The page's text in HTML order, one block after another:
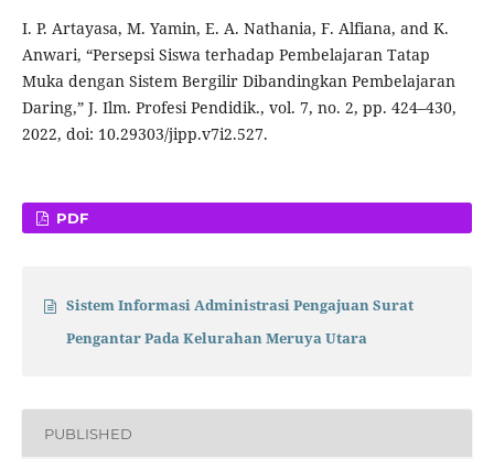
I. P. Artayasa, M. Yamin, E. A. Nathania, F. Alfiana, and K.
Anwari, “Persepsi Siswa terhadap Pembelajaran Tatap
Muka dengan Sistem Bergilir Dibandingkan Pembelajaran
Daring,” J. Ilm. Profesi Pendidik., vol. 7, no. 2, pp. 424–430,
2022, doi: 10.29303/jipp.v7i2.527.
PDF
Sistem Informasi Administrasi Pengajuan Surat
Pengantar Pada Kelurahan Meruya Utara
PUBLISHED